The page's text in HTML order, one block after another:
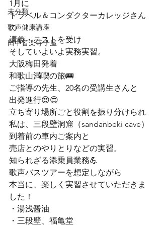
未分類
歌声健康講座
田中音楽寺子屋
1月に
トラベル＆コンダクターカレッジさん
の
講義・テストを受け
そしていよいよ実務実習。
大阪梅田発着
和歌山満喫の旅🚌
ご指導の先生、20名の受講生さんと
出発進行😍😍
立ち寄り場所ごと役割を振り分けられ
私は、三段壁洞窟（sandanbeki cave）
到着前の車内ご案内と
売店とのやりとりなどの実習。
知られざる添乗員業務💪
歌声バスツアーを想定しながら
本当に、楽しく実習させていただきま
した！
・湯浅醤油
・三段壁、福亀堂